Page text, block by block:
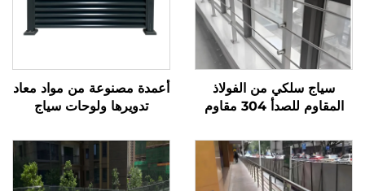
سياج سلكي من الفولاذ
المقاوم للصدأ 304 مقاوم
اقتصادي مع تشطيب مُصنفر،
مناسب للأرضيات والشرفات
أعمدة مصنوعة من مواد معاد
تدويرها ولوحات سياج
معدنية للحديقة الصديقة
للبيئة، حل سياج مستدام